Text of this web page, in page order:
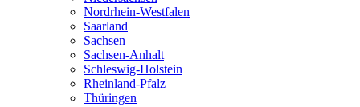
Nordrhein-Westfalen
Saarland
Sachsen
Sachsen-Anhalt
Schleswig-Holstein
Rheinland-Pfalz
Thüringen